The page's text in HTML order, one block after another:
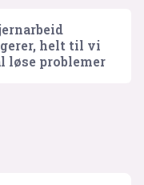
helt til vi
løse problemer